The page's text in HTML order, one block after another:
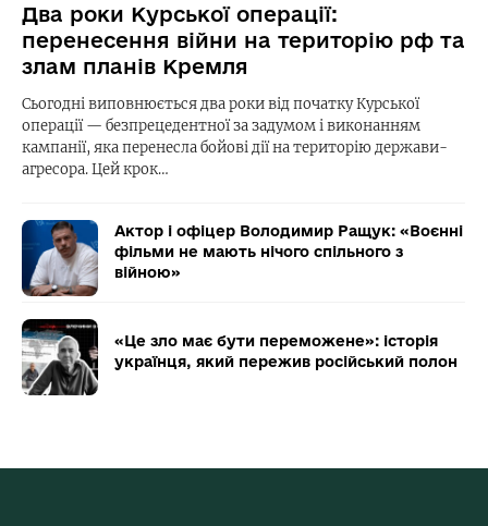
Два роки Курської операції:
перенесення війни на територію рф та
злам планів Кремля
Сьогодні виповнюється два роки від початку Курської
операції — безпрецедентної за задумом і виконанням
кампанії, яка перенесла бойові дії на територію держави-
агресора. Цей крок…
Актор і офіцер Володимир Ращук: «Воєнні
фільми не мають нічого спільного з
війною»
«Це зло має бути переможене»: історія
українця, який пережив російський полон